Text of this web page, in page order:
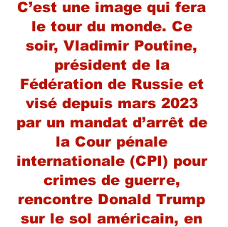
C’est une image qui fera
le tour du monde. Ce
soir, Vladimir Poutine,
président de la
Fédération de Russie et
visé depuis mars 2023
par un mandat d’arrêt de
la Cour pénale
internationale (CPI) pour
crimes de guerre,
rencontre Donald Trump
sur le sol américain, en